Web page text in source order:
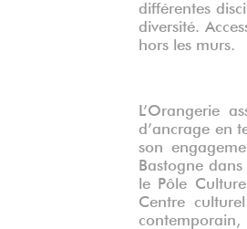
différentes
diversité.
hors les murs.
L’Orangerie
d’ancrage en
son
Bastogne
le Pôle
Centre